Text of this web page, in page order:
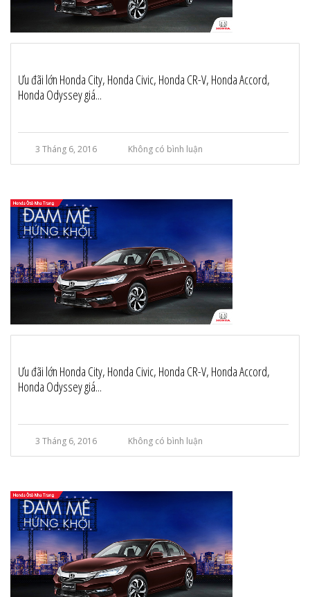
Ưu đãi lớn Honda City, Honda Civic, Honda CR-V, Honda Accord,
Honda Odyssey giá...
3 Tháng 6, 2016 Không có bình luận
Ưu đãi lớn Honda City, Honda Civic, Honda CR-V, Honda Accord,
Honda Odyssey giá...
3 Tháng 6, 2016 Không có bình luận